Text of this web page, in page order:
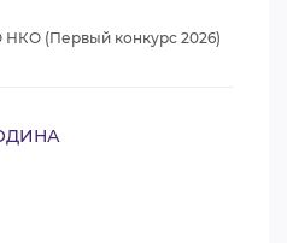
НКО (Первый конкурс 2026)